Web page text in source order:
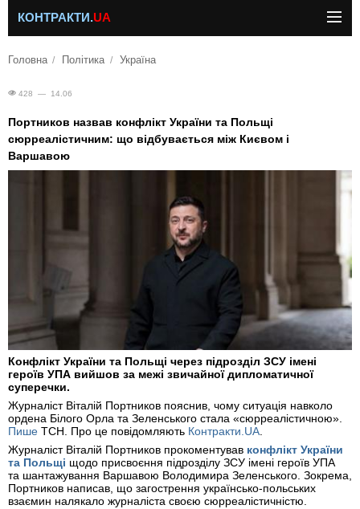
КОНТРАКТИ.UA
Головна Політика Україна
428 — 14.06
Портников назвав конфлікт України та Польщі
сюрреалістичним: що відбувається між Києвом і
Варшавою
Конфлікт України та Польщі через підрозділ ЗСУ імені
героїв УПА вийшов за межі звичайної дипломатичної
суперечки.
Журналіст Віталій Портников пояснив, чому ситуація навколо
ордена Білого Орла та Зеленського стала «сюрреалістичною».
Пише ТСН. Про це повідомляють Контракти.UA.
Журналіст Віталій Портников прокоментував конфлікт України
та Польщі щодо присвоєння підрозділу ЗСУ імені героїв УПА
та шантажування Варшавою Володимира Зеленського. Зокрема,
Портников написав, що загострення українсько-польських
взаємин налякало журналіста своєю сюрреалістичністю.